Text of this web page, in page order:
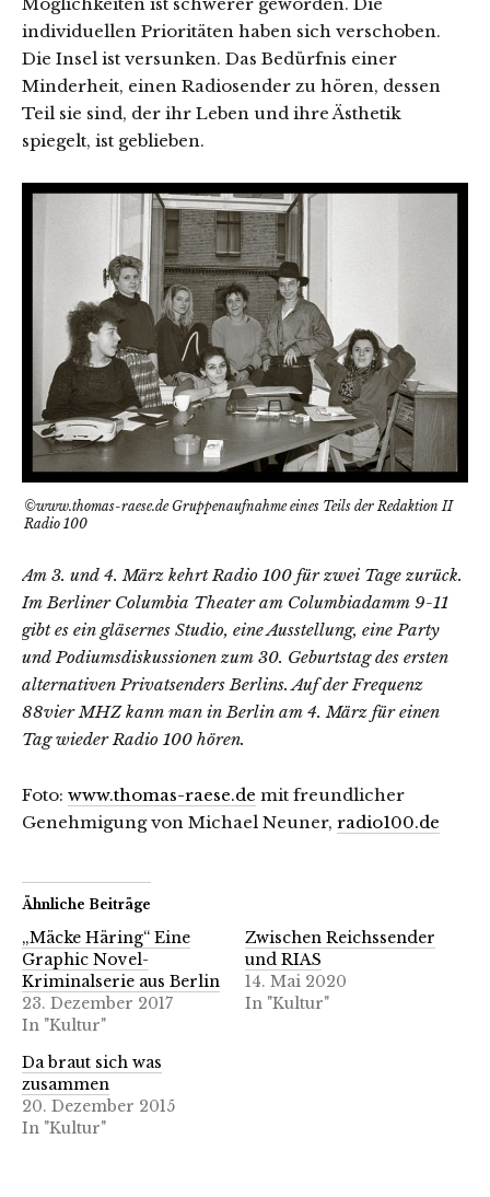
individuellen Prioritäten haben sich verschoben.
Die Insel ist versunken. Das Bedürfnis einer
Minderheit, einen Radiosender zu hören, dessen
Teil sie sind, der ihr Leben und ihre Ästhetik
spiegelt, ist geblieben.
©www.thomas-raese.de Gruppenaufnahme eines Teils der Redaktion II
Radio 100
Am 3. und 4. März kehrt Radio 100 für zwei Tage zurück.
Im Berliner Columbia Theater am Columbiadamm 9-11
gibt es ein gläsernes Studio, eine Ausstellung, eine Party
und Podiumsdiskussionen zum 30. Geburtstag des ersten
alternativen Privatsenders Berlins. Auf der Frequenz
88vier MHZ kann man in Berlin am 4. März für einen
Tag wieder Radio 100 hören.
Foto: www.thomas-raese.de mit freundlicher
Genehmigung von Michael Neuner, radio100.de
Ähnliche Beiträge
„Mäcke Häring“ Eine
Graphic Novel-
Kriminalserie aus Berlin
23. Dezember 2017
In "Kultur"
Zwischen Reichssender
und RIAS
14. Mai 2020
In "Kultur"
Da braut sich was
zusammen
20. Dezember 2015
In "Kultur"